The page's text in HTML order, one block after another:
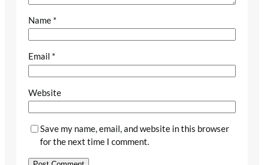
Name *
Email *
Website
Save my name, email, and website in this browser
for the next time I comment.